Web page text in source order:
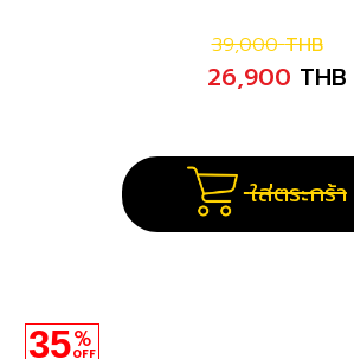
39,000 THB
26,900 THB
ใส่ตระกร้า
35%
OFF